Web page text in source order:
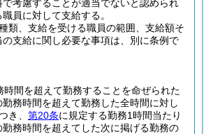
考慮することが適当でないと認められ
員に対して支給する。
類、支給を受ける職員の範囲、支給額そ
支給に関し必要な事項は、別に条例で
時間を超えて勤務することを命ぜられた
務時間を超えて勤務した全時間に対し
き、 第20条に規定する勤務1時間当たり
務時間を超えてした次に掲げる勤務の